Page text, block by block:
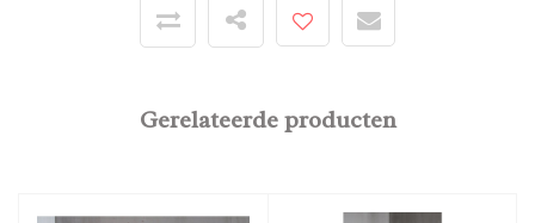
Gerelateerde producten